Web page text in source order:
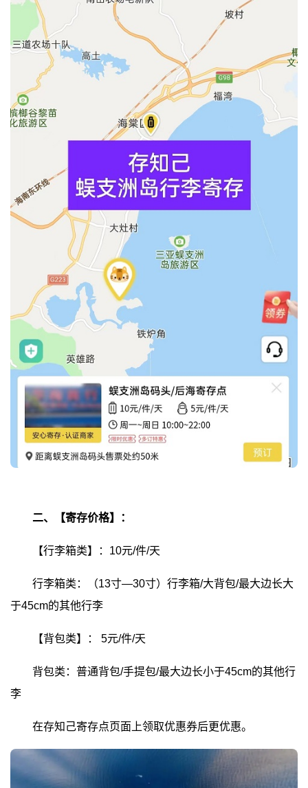
二、【寄存价格】：
【行李箱类】：10元/件/天
行李箱类：（13寸—30寸）行李箱/大背包/最大边长大
于45cm的其他行李
【背包类】： 5元/件/天
背包类：普通背包/手提包/最大边长小于45cm的其他行
李
在存知己寄存点页面上领取优惠券后更优惠。